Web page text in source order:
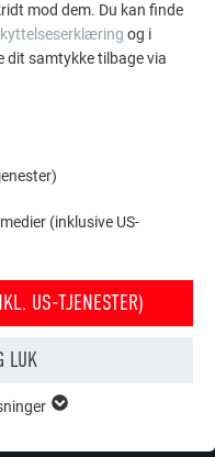
+ -
+
mod dem. Du kan finde
og i
dit samtykke tilbage via
(inklusive US-
US-TJENESTER)
LUK